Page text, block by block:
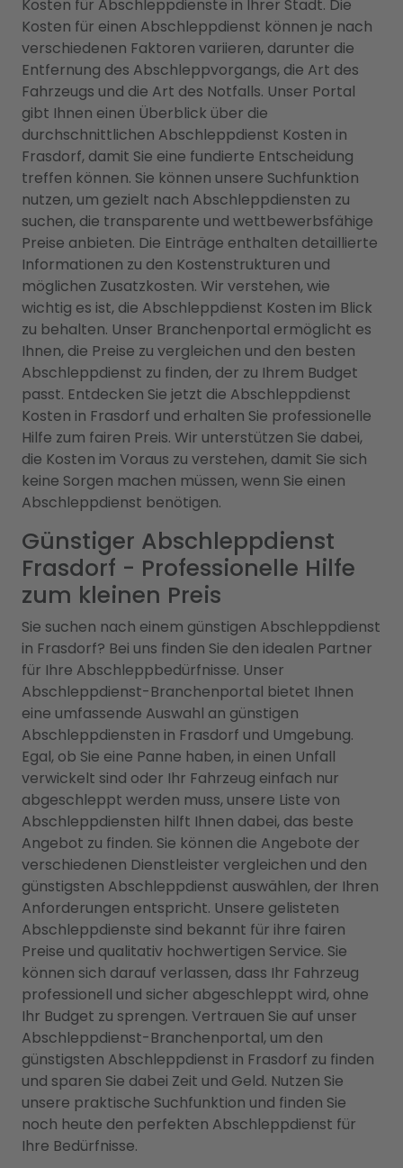
Kosten für Abschleppdienste in Ihrer Stadt. Die
Kosten für einen Abschleppdienst können je nach
verschiedenen Faktoren variieren, darunter die
Entfernung des Abschleppvorgangs, die Art des
Fahrzeugs und die Art des Notfalls. Unser Portal
gibt Ihnen einen Überblick über die
durchschnittlichen Abschleppdienst Kosten in
Frasdorf, damit Sie eine fundierte Entscheidung
treffen können. Sie können unsere Suchfunktion
nutzen, um gezielt nach Abschleppdiensten zu
suchen, die transparente und wettbewerbsfähige
Preise anbieten. Die Einträge enthalten detaillierte
Informationen zu den Kostenstrukturen und
möglichen Zusatzkosten. Wir verstehen, wie
wichtig es ist, die Abschleppdienst Kosten im Blick
zu behalten. Unser Branchenportal ermöglicht es
Ihnen, die Preise zu vergleichen und den besten
Abschleppdienst zu finden, der zu Ihrem Budget
passt. Entdecken Sie jetzt die Abschleppdienst
Kosten in Frasdorf und erhalten Sie professionelle
Hilfe zum fairen Preis. Wir unterstützen Sie dabei,
die Kosten im Voraus zu verstehen, damit Sie sich
keine Sorgen machen müssen, wenn Sie einen
Abschleppdienst benötigen.
Günstiger Abschleppdienst
Frasdorf - Professionelle Hilfe
zum kleinen Preis
Sie suchen nach einem günstigen Abschleppdienst
in Frasdorf? Bei uns finden Sie den idealen Partner
für Ihre Abschleppbedürfnisse. Unser
Abschleppdienst-Branchenportal bietet Ihnen
eine umfassende Auswahl an günstigen
Abschleppdiensten in Frasdorf und Umgebung.
Egal, ob Sie eine Panne haben, in einen Unfall
verwickelt sind oder Ihr Fahrzeug einfach nur
abgeschleppt werden muss, unsere Liste von
Abschleppdiensten hilft Ihnen dabei, das beste
Angebot zu finden. Sie können die Angebote der
verschiedenen Dienstleister vergleichen und den
günstigsten Abschleppdienst auswählen, der Ihren
Anforderungen entspricht. Unsere gelisteten
Abschleppdienste sind bekannt für ihre fairen
Preise und qualitativ hochwertigen Service. Sie
können sich darauf verlassen, dass Ihr Fahrzeug
professionell und sicher abgeschleppt wird, ohne
Ihr Budget zu sprengen. Vertrauen Sie auf unser
Abschleppdienst-Branchenportal, um den
günstigsten Abschleppdienst in Frasdorf zu finden
und sparen Sie dabei Zeit und Geld. Nutzen Sie
unsere praktische Suchfunktion und finden Sie
noch heute den perfekten Abschleppdienst für
Ihre Bedürfnisse.